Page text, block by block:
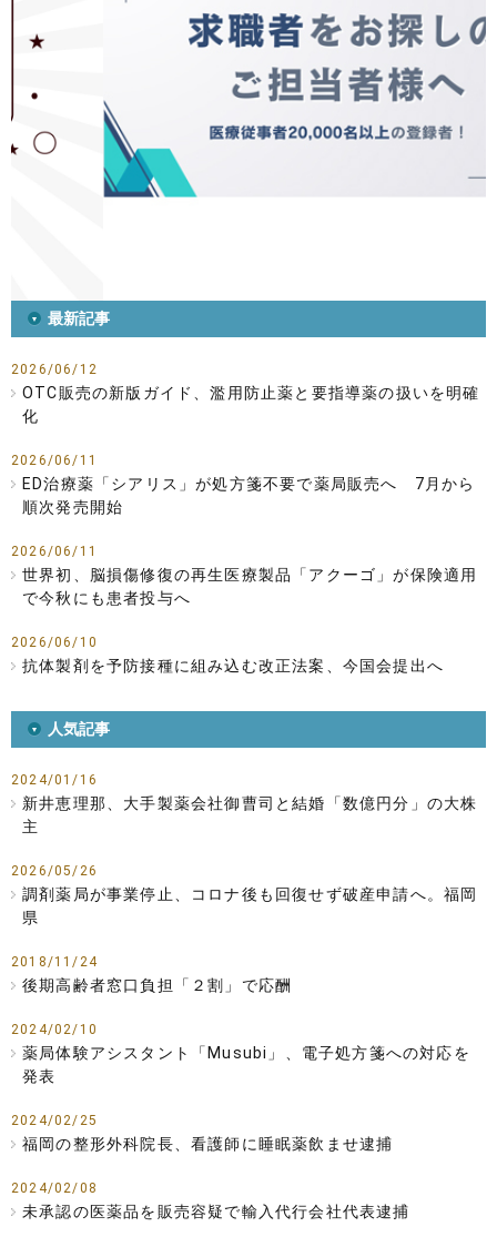
最新記事
2026/06/12
OTC販売の新版ガイド、濫用防止薬と要指導薬の扱いを明確
化
2026/06/11
ED治療薬「シアリス」が処方箋不要で薬局販売へ 7月から
順次発売開始
2026/06/11
世界初、脳損傷修復の再生医療製品「アクーゴ」が保険適用
で今秋にも患者投与へ
2026/06/10
抗体製剤を予防接種に組み込む改正法案、今国会提出へ
人気記事
2024/01/16
新井恵理那、大手製薬会社御曹司と結婚「数億円分」の大株
主
2026/05/26
調剤薬局が事業停止、コロナ後も回復せず破産申請へ。福岡
県
2018/11/24
後期高齢者窓口負担「２割」で応酬
2024/02/10
薬局体験アシスタント「Musubi」、電子処方箋への対応を
発表
2024/02/25
福岡の整形外科院長、看護師に睡眠薬飲ませ逮捕
2024/02/08
未承認の医薬品を販売容疑で輸入代行会社代表逮捕